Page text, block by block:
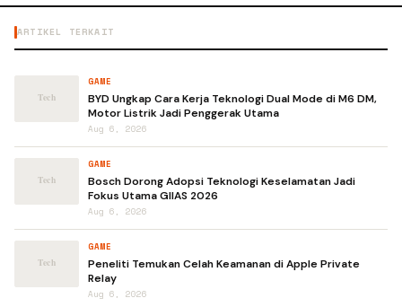
ARTIKEL TERKAIT
GAME
BYD Ungkap Cara Kerja Teknologi Dual Mode di M6 DM,
Motor Listrik Jadi Penggerak Utama
Aug 6, 2026
GAME
Bosch Dorong Adopsi Teknologi Keselamatan Jadi
Fokus Utama GIIAS 2026
Aug 6, 2026
GAME
Peneliti Temukan Celah Keamanan di Apple Private
Relay
Aug 6, 2026